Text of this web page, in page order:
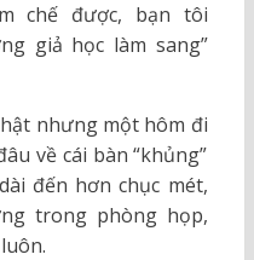
chế được, bạn tôi
giả học làm sang”
nhưng một hôm đi
về cái bàn “khủng”
đến hơn chục mét,
trong phòng họp,